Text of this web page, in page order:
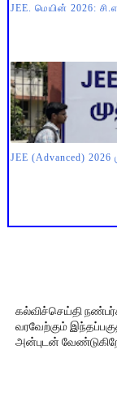
JEE. மெயின் 2026:
JEE (Advanced) 2026
கல்விச்செய்தி
வரவேற்கும்
அன்புடன்